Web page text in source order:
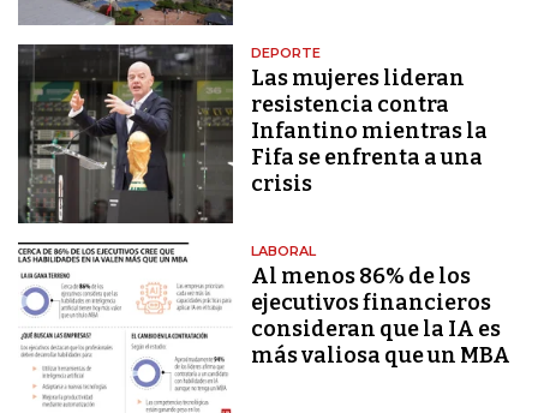
DEPORTE
Las mujeres lideran
resistencia contra
Infantino mientras la
Fifa se enfrenta a una
crisis
LABORAL
Al menos 86% de los
ejecutivos financieros
consideran que la IA es
más valiosa que un MBA